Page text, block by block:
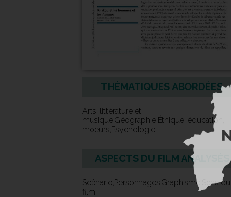
THÉMATIQUES ABORDÉES
Arts, littérature et
musique,Géographie,Éthique, éducation,
moeurs,Psychologie
ASPECTS DU FILM ANALYSÉS
Scénario,Personnages,Graphisme,Sens du
film